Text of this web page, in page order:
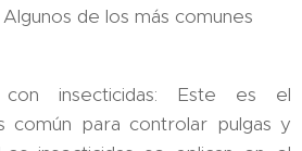
de los más comunes
con insecticidas: Este es el
común para controlar pulgas y